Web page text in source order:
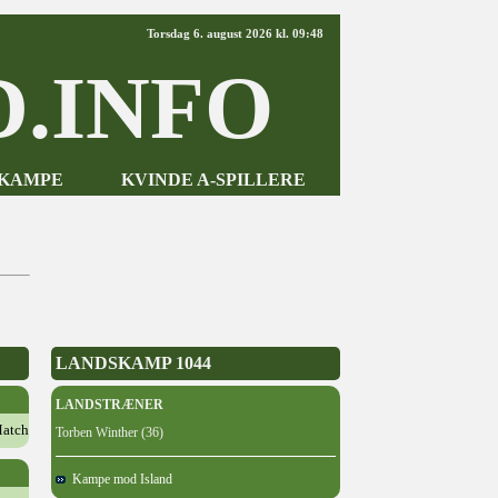
Torsdag 6. august 2026 kl. 09:48
KVINDE A-SPILLERE
LANDSKAMP 1044
LANDSTRÆNER
Torben Winther (36)
Kampe mod Island